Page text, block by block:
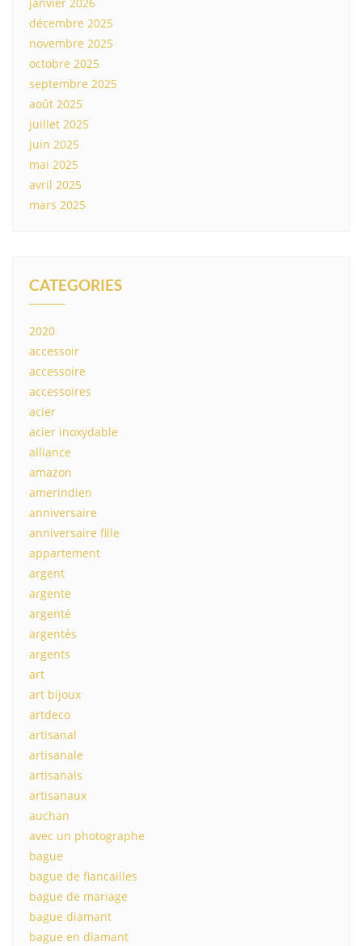
décembre 2025
novembre 2025
octobre 2025
septembre 2025
août 2025
juillet 2025
juin 2025
mai 2025
avril 2025
mars 2025
CATEGORIES
2020
accessoir
accessoire
accessoires
acier
acier inoxydable
alliance
amazon
amerindien
anniversaire
anniversaire fille
appartement
argent
argente
argenté
argentés
argents
art
art bijoux
artdeco
artisanal
artisanale
artisanals
artisanaux
auchan
avec un photographe
bague
bague de fiancailles
bague de mariage
bague diamant
bague en diamant